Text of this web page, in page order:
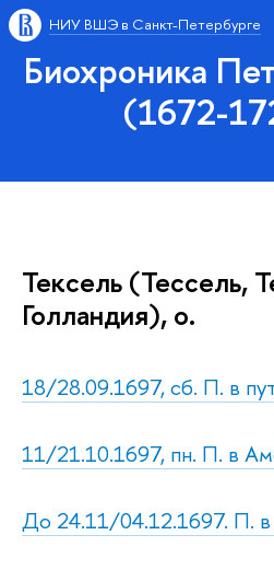
НИУ ВШЭ в Санкт-Петербурге
Биохроника
(1672-
Тексель (Тессель,
Голландия), о.
18/28.09.1697, сб. П. в
11/21.10.1697, пн. П. в
До 24.11/04.12.1697. П.